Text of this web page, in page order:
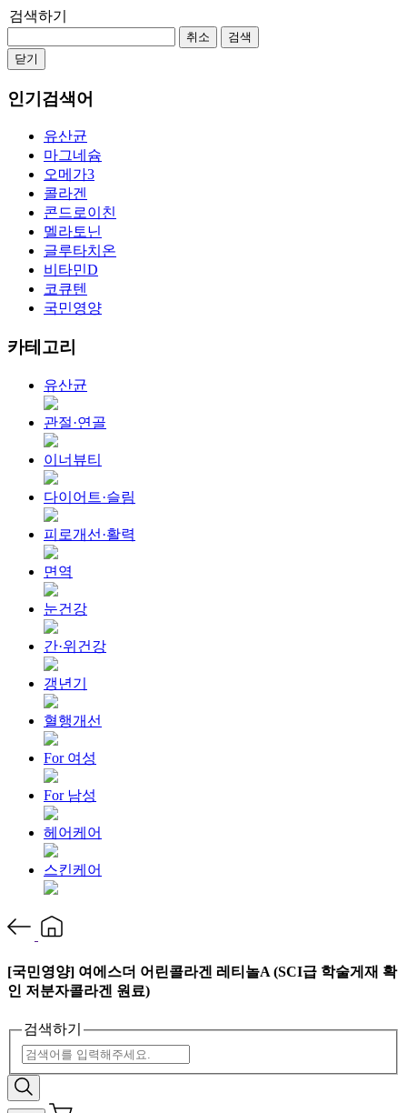
검색하기
취소
검색
닫기
인기검색어
유산균
마그네슘
오메가3
콜라겐
콘드로이친
멜라토닌
글루타치온
비타민D
코큐텐
국민영양
카테고리
유산균
관절·연골
이너뷰티
다이어트·슬림
피로개선·활력
면역
눈건강
간·위건강
갱년기
혈행개선
For 여성
For 남성
헤어케어
스킨케어
[국민영양] 여에스더 어린콜라겐 레티놀A (SCI급 학술게재 확
인 저분자콜라겐 원료)
검색하기